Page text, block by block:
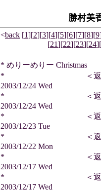
勝村美
<back [1][2][3][4][5][6][7][8][9
[21][22][23][24][
* めりーめりー Christmas
* ＜返信＞ サメ
2003/12/24 Wed
* ＜返信＞ とも
2003/12/24 Wed
* ＜返信＞ 天龍
2003/12/23 Tue
* ＜返信＞ サメ
2003/12/22 Mon
* ＜返信＞ 天龍
2003/12/17 Wed
* ＜返信＞ サメ
2003/12/17 Wed